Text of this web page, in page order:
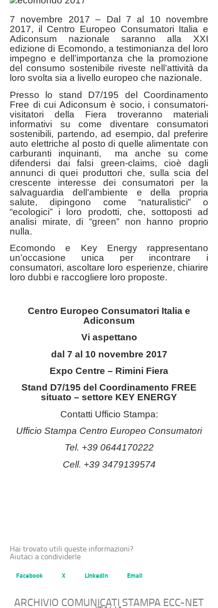
7 novembre 2017 – Dal 7 al 10 novembre
2017, il Centro Europeo Consumatori Italia e
Adiconsum nazionale saranno alla XXI
edizione di Ecomondo, a testimonianza del loro
impegno e dell’importanza che la promozione
del consumo sostenibile riveste nell’attività da
loro svolta sia a livello europeo che nazionale.
Presso lo stand D7/195 del Coordinamento
Free di cui Adiconsum è socio, i consumatori-
visitatori della Fiera troveranno materiali
informativi su come diventare consumatori
sostenibili, partendo, ad esempio, dal preferire
auto elettriche al posto di quelle alimentate con
carburanti inquinanti, ma anche su come
difendersi dai falsi green-claims, cioè dagli
annunci di quei produttori che, sulla scia del
crescente interesse dei consumatori per la
salvaguardia dell’ambiente e della propria
salute, dipingono come “naturalistici” o
“ecologici” i loro prodotti, che, sottoposti ad
analisi mirate, di “green” non hanno proprio
nulla.
Ecomondo e Key Energy rappresentano
un’occasione unica per incontrare i
consumatori, ascoltare loro esperienze, chiarire
loro dubbi e raccogliere loro proposte.
Centro Europeo Consumatori Italia e
Adiconsum
Vi aspettano
dal 7 al 10 novembre 2017
Expo Centre – Rimini Fiera
Stand D7/195 del Coordinamento FREE
situato – settore KEY ENERGY
Contatti Ufficio Stampa:
Ufficio Stampa Centro Europeo Consumatori
Tel. +39 0644170222
Cell. +39 3479139574
Hai trovato utili queste informazioni?
Aiutaci a condividerle
Facebook X LinkedIn Email
ARCHIVIO COMUNICATI STAMPA ECC-NET